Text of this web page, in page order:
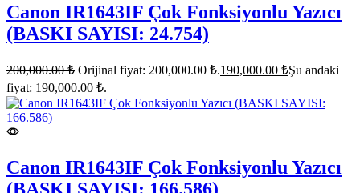
Canon IR1643IF Çok Fonksiyonlu Yazıcı
(BASKI SAYISI: 24.754)
200,000.00₺ Orijinal fiyat: 200,000.00 ₺.190,000.00 ₺Şu andaki
fiyat: 190,000.00 ₺.
Canon IR1643IF Çok Fonksiyonlu Yazıcı
(BASKI SAYISI: 166.586)